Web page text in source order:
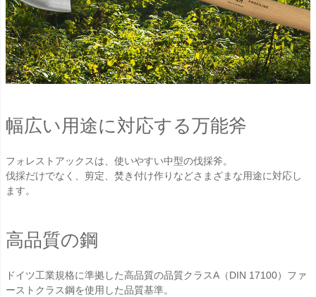
幅広い用途に対応する万能斧
フォレストアックスは、使いやすい中型の伐採斧。
伐採だけでなく、剪定、焚き付け作りなどさまざまな用途に対応し
ます。
高品質の鋼
ドイツ工業規格に準拠した高品質の品質クラスA（DIN 17100）ファ
ーストクラス鋼を使用した品質基準。